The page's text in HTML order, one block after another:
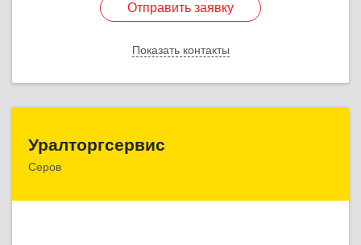
Отправить заявку
Показать контакты
Отправить заявку
Назад
Уралторгсервис
Серов624980, Свердловская обл, Серов г, Кирова ул,